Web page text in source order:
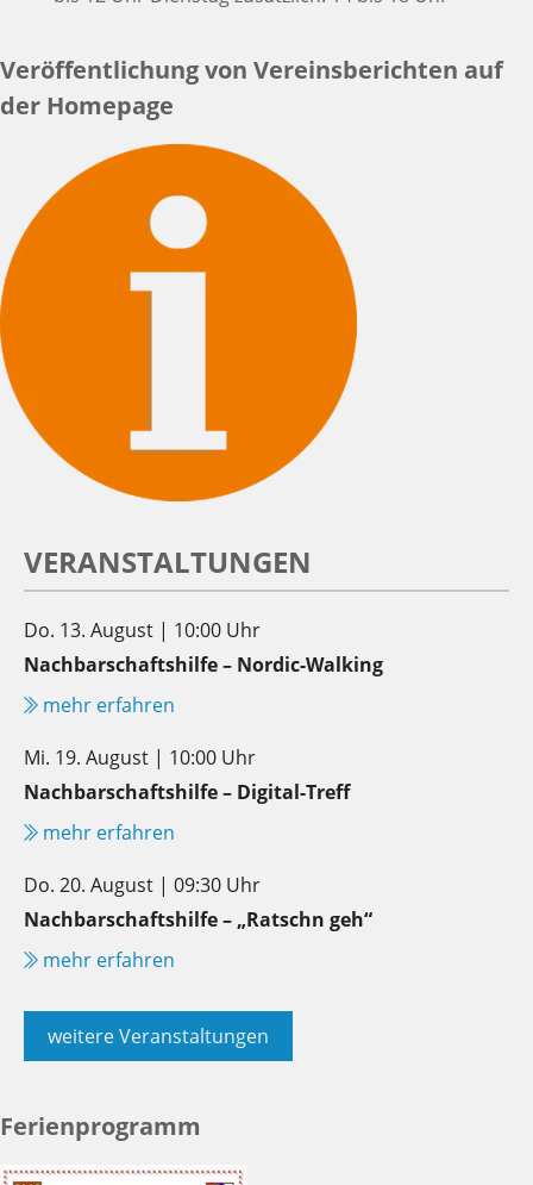
Veröffentlichung von Vereinsberichten auf
der Homepage
VERANSTALTUNGEN
Do. 13. August | 10:00 Uhr
Nachbarschaftshilfe – Nordic-Walking
mehr erfahren
Mi. 19. August | 10:00 Uhr
Nachbarschaftshilfe – Digital-Treff
mehr erfahren
Do. 20. August | 09:30 Uhr
Nachbarschaftshilfe – „Ratschn geh“
mehr erfahren
weitere Veranstaltungen
Ferienprogramm